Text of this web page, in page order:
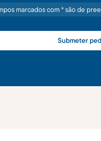
marcados com * são de